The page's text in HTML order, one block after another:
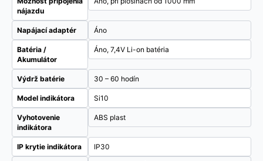
nájazdu
Napájací adaptér Áno
Batéria /
Akumulátor
Áno, 7,4V Li-on batéria
Výdrž batérie 30 – 60 hodín
Model indikátora Si10
Vyhotovenie
indikátora
ABS plast
IP krytie indikátora IP30